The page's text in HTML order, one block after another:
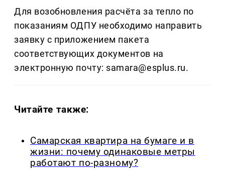
Для возобновления расчёта за тепло по
показаниям ОДПУ необходимо направить
заявку с приложением пакета
соответствующих документов на
электронную почту: samara@esplus.ru.
Читайте также:
Самарская квартира на бумаге и в
жизни: почему одинаковые метры
работают по-разному?